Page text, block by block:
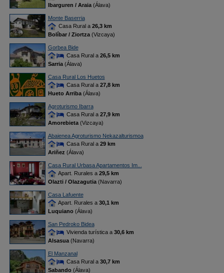
Ibarguren / Araia(Álava)
Monte Baserria
Casa Rural a 26,3 km
Bolíbar / Ziortza(Vizcaya)
Gorbea Bide
Casa Rural a 26,5 km
Sarria(Álava)
Casa Rural Los Huetos
Casa Rural a 27,8 km
Hueto Arriba(Álava)
Agroturismo Ibarra
Casa Rural a 27,9 km
Amorebieta(Vizcaya)
Abaienea Agroturismo Nekazalturismoa
Casa Rural a 29 km
Ariñez (Álava)
Casa Rural Urbasa Apartamentos Im...
Apart. Rurales a 29,5 km
Olazti / Olazagutia(Navarra)
Casa Lafuente
Apart. Rurales a 30,1 km
Luquiano(Álava)
San Pedroko Bidea
Vivienda turística a 30,6 km
Alsasua(Navarra)
El Manzanal
Casa Rural a 30,7 km
Sabando(Álava)